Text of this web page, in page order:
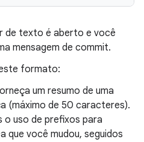
de texto é aberto e você
mensagem de commit.
formato:
um resumo de uma
(máximo de 50 caracteres).
o uso de prefixos para
que você mudou, seguidos